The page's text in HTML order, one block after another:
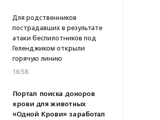
Для родственников
пострадавших в результате
атаки беспилотников под
Геленджиком открыли
горячую линию
16:58
Портал поиска доноров
крови для животных
«Одной Крови» заработал